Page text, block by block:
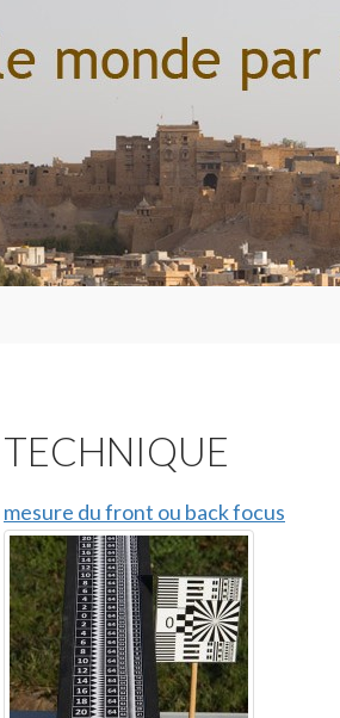
TECHNIQUE
mesure du front ou back focus